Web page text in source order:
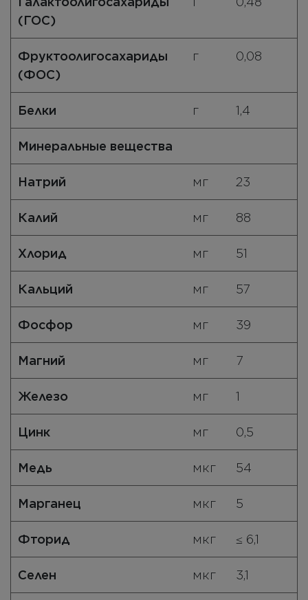
(ГОС)
Фруктоолигосахариды
(ФОС)
г 0,08
Белки г 1,4
Минеральные вещества
Натрий мг 23
Калий мг 88
Хлорид мг 51
Кальций мг 57
Фосфор мг 39
Магний мг 7
Железо мг 1
Цинк мг 0,5
Медь мкг 54
Марганец мкг 5
Фторид мкг ≤ 6,1
Селен мкг 3,1